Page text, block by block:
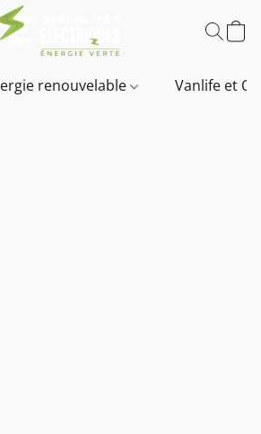
renouvelable Vanlife et